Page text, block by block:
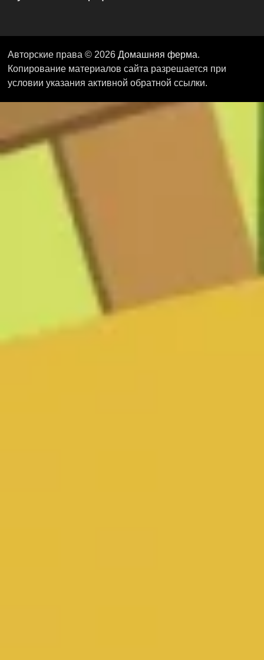
Авторские права © 2026 Домашняя ферма.
Копирование материалов сайта разрешается при
условии указания активной обратной ссылки.